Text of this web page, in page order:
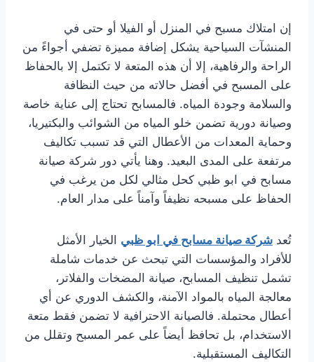
إن امتلاك مسبح في المنزل أو الفيلا أو حتى في
المنشآت السياحية يشكل إضافة مميزة تضفي أجواءً من
الراحة والرفاهية، إلا أن هذه المتعة لا تكتمل إلا بالحفاظ
على المسبح في أفضل حالاته من حيث النظافة
والسلامة وجودة المياه. فالمسابح تحتاج إلى عناية خاصة
وصيانة دورية تضمن خلو المياه من الشوائب والبكتيريا،
وحماية المعدات من الأعطال التي قد تسبب تكاليف
مرتفعة على المدى البعيد. وهنا يأتي دور شركة صيانة
مسابح في ابو ظبي كحل مثالي لكل من يرغب في
الحفاظ على مسبحه نظيفاً وآمناً على مدار العام.
تُعد شركة صيانة مسابح في ابو ظبي الخيار الأمثل
للأفراد والمؤسسات التي تبحث عن خدمات شاملة
تشمل تنظيف المسابح، صيانة المضخات والفلاتر،
معالجة المياه بالمواد الآمنة، والكشف الدوري عن أي
أعطال محتملة. فالصيانة الاحترافية لا تضمن فقط متعة
الاستخدام، بل تحافظ أيضاً على عمر المسبح وتقلل من
التكاليف المستقبلية.